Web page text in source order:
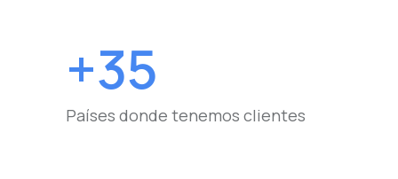
+35
Países donde tenemos clientes